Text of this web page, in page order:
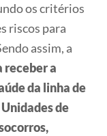
os critérios
riscos para
assim, a
receber a
da linha de
de